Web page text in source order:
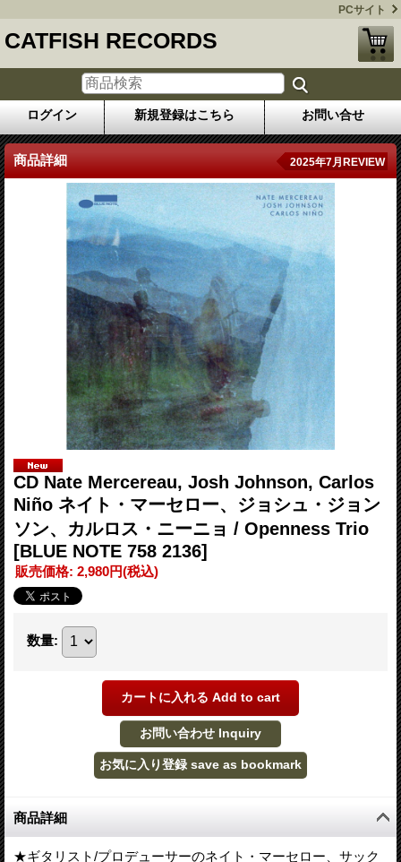
PCサイト
CATFISH RECORDS
ログイン 新規登録はこちら お問い合せ
商品詳細 2025年7月REVIEW
CD Nate Mercereau, Josh Johnson, Carlos
Niño ネイト・マーセロー、ジョシュ・ジョン
ソン、カルロス・ニーニョ / Openness Trio
[BLUE NOTE 758 2136]
販売価格: 2,980円(税込)
数量:
商品詳細
★ギタリスト/プロデューサーのネイト・マーセロー、サック